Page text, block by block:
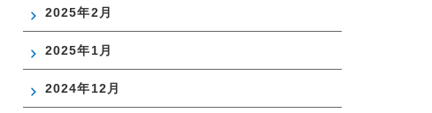
2025年2月
2025年1月
2024年12月